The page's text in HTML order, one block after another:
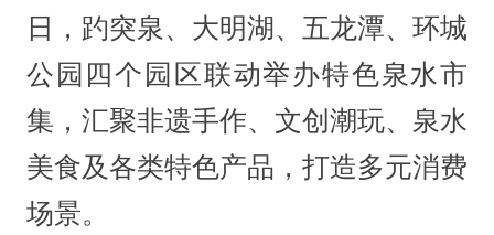
日，趵突泉、大明湖、五龙潭、环城
公园四个园区联动举办特色泉水市
集，汇聚非遗手作、文创潮玩、泉水
美食及各类特色产品，打造多元消费
场景。